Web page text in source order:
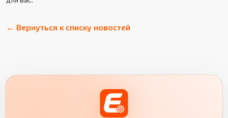
← Вернуться к списку новостей